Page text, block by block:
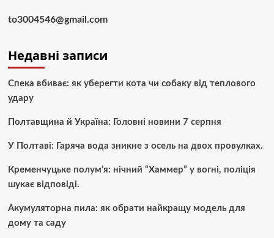
to3004546@gmail.com
Недавні записи
Спека вбиває: як уберегти кота чи собаку від теплового
удару
Полтавщина й Україна: Головні новини 7 серпня
У Полтаві: Гаряча вода зникне з осель на двох провулках.
Кременчуцьке полум’я: нічний “Хаммер” у вогні, поліція
шукає відповіді.
Акумуляторна пила: як обрати найкращу модель для
дому та саду